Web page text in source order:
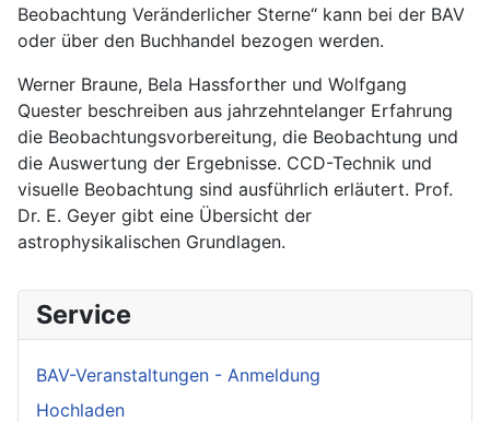
Beobachtung Veränderlicher Sterne“ kann bei der BAV
oder über den Buchhandel bezogen werden.
Werner Braune, Bela Hassforther und Wolfgang
Quester beschreiben aus jahrzehntelanger Erfahrung
die Beobachtungsvorbereitung, die Beobachtung und
die Auswertung der Ergebnisse. CCD-Technik und
visuelle Beobachtung sind ausführlich erläutert. Prof.
Dr. E. Geyer gibt eine Übersicht der
astrophysikalischen Grundlagen.
Service
BAV-Veranstaltungen - Anmeldung
Hochladen